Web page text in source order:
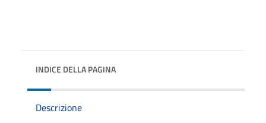
INDICE DELLA PAGINA
Descrizione